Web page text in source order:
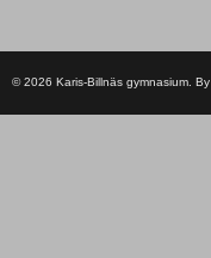
© 2026 Karis-Billnäs gymnasium. By